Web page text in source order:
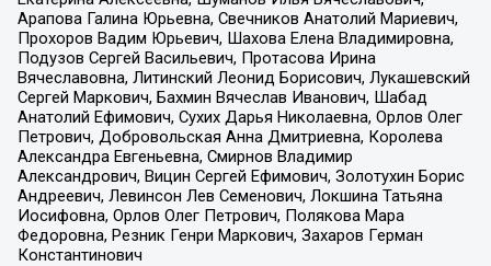
Арапова Галина Юрьевна, Свечников Анатолий Мариевич,
Прохоров Вадим Юрьевич, Шахова Елена Владимировна,
Подузов Сергей Васильевич, Протасова Ирина
Вячеславовна, Литинский Леонид Борисович, Лукашевский
Сергей Маркович, Бахмин Вячеслав Иванович, Шабад
Анатолий Ефимович, Сухих Дарья Николаевна, Орлов Олег
Петрович, Добровольская Анна Дмитриевна, Королева
Александра Евгеньевна, Смирнов Владимир
Александрович, Вицин Сергей Ефимович, Золотухин Борис
Андреевич, Левинсон Лев Семенович, Локшина Татьяна
Иосифовна, Орлов Олег Петрович, Полякова Мара
Федоровна, Резник Генри Маркович, Захаров Герман
Константинович